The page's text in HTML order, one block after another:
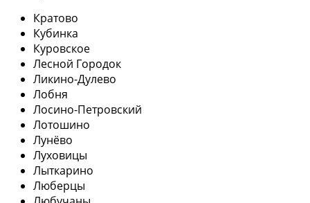
Кратово
Кубинка
Куровское
Лесной Городок
Ликино-Дулево
Лобня
Лосино-Петровский
Лотошино
Лунёво
Луховицы
Лыткарино
Люберцы